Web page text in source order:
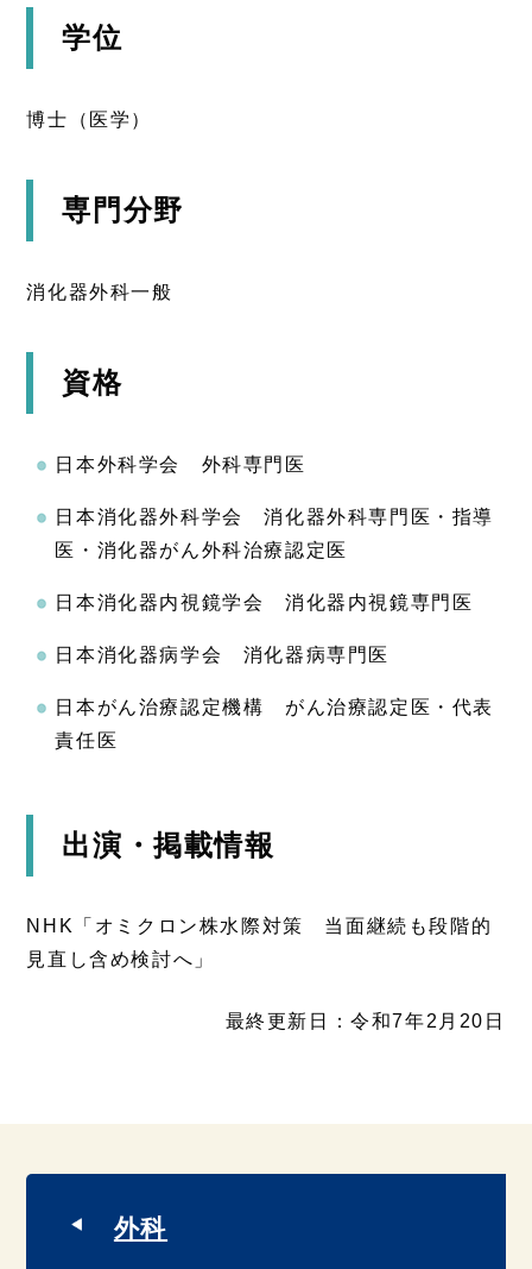
学位
博士（医学）
専門分野
消化器外科一般
資格
日本外科学会 外科専門医
日本消化器外科学会 消化器外科専門医・指導
医・消化器がん外科治療認定医
日本消化器内視鏡学会 消化器内視鏡専門医
日本消化器病学会 消化器病専門医
日本がん治療認定機構 がん治療認定医・代表
責任医
出演・掲載情報
NHK「オミクロン株水際対策 当面継続も段階的
見直し含め検討へ」
最終更新日：令和7年2月20日
外科